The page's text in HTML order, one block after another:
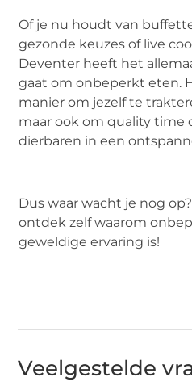
Of je nu houdt van
gezonde keuzes of live
Deventer heeft het
gaat om onbeperkt eten.
manier om jezelf te
maar ook om quality time
dierbaren in een
Dus waar wacht je nog
ontdek zelf waarom
geweldige ervaring is!
Veelgestelde